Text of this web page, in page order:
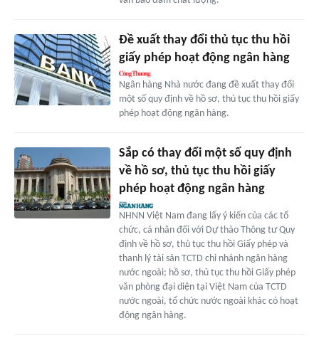
Đề xuất thay đổi thủ tục thu hồi
giấy phép hoạt động ngân hàng
Ngân hàng Nhà nước đang đề xuất thay đổi
một số quy định về hồ sơ, thủ tục thu hồi giấy
phép hoạt động ngân hàng.
Sắp có thay đổi một số quy định
về hồ sơ, thủ tục thu hồi giấy
phép hoạt động ngân hàng
NHNN Việt Nam đang lấy ý kiến của các tổ
chức, cá nhân đối với Dự thảo Thông tư Quy
định về hồ sơ, thủ tục thu hồi Giấy phép và
thanh lý tài sản TCTD chi nhánh ngân hàng
nước ngoài; hồ sơ, thủ tục thu hồi Giấy phép
văn phòng đại diện tại Việt Nam của TCTD
nước ngoài, tổ chức nước ngoài khác có hoạt
động ngân hàng.